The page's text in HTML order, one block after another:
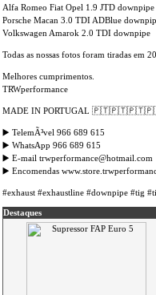
Alfa Romeo Fiat Opel 1.9 JTD downpipe
Porsche Macan 3.0 TDI ADBlue
Volkswagen Amarok 2.0 TDI downpipe
Todas as nossas fotos foram tiradas em
Melhores cumprimentos.
TRWperformance
MADE IN PORTUGAL
▶️ TelemÃ³vel 966 689 615
▶️ WhatsApp 966 689 615
▶️ E-mail trwperformance@hotmail.com
▶️ Encomendas
#exhaust #exhaustline #downpipe #tig
Destaques